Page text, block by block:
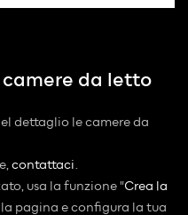
camere da letto
dettaglio le camere da
contattaci
usa la funzione "Crea la
pagina e configura la tua